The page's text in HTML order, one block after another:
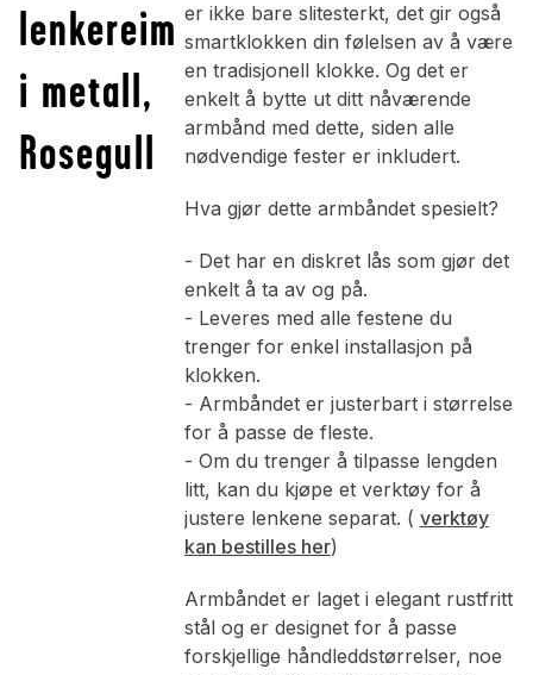
lenkereim
i metall,
Rosegull
er ikke bare slitesterkt, det gir også
smartklokken din følelsen av å være
en tradisjonell klokke. Og det er
enkelt å bytte ut ditt nåværende
armbånd med dette, siden alle
nødvendige fester er inkludert.
Hva gjør dette armbåndet spesielt?
- Det har en diskret lås som gjør det
enkelt å ta av og på.
- Leveres med alle festene du
trenger for enkel installasjon på
klokken.
- Armbåndet er justerbart i størrelse
for å passe de fleste.
- Om du trenger å tilpasse lengden
litt, kan du kjøpe et verktøy for å
justere lenkene separat. ( verktøy
kan bestilles her)
Armbåndet er laget i elegant rustfritt
stål og er designet for å passe
forskjellige håndleddstørrelser, noe